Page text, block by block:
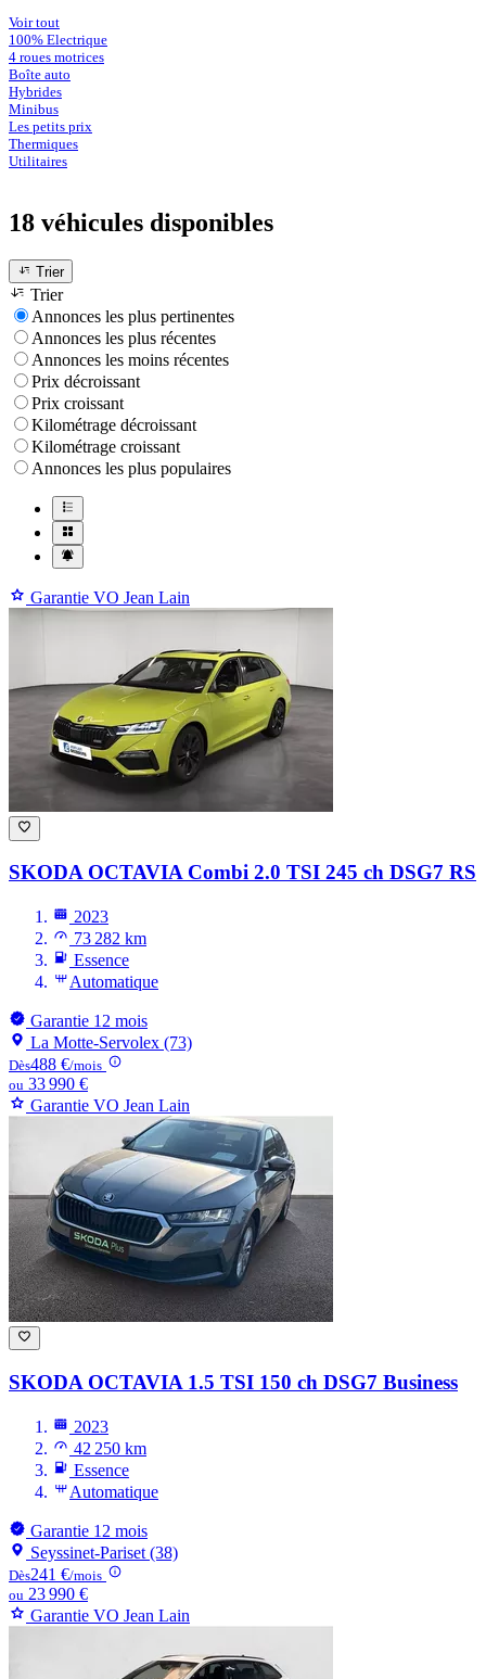
Voir tout
100% Electrique
4 roues motrices
Boîte auto
Hybrides
Minibus
Les petits prix
Thermiques
Utilitaires
18 véhicules disponibles
Trier
Trier
Annonces les plus pertinentes
Annonces les plus récentes
Annonces les moins récentes
Prix décroissant
Prix croissant
Kilométrage décroissant
Kilométrage croissant
Annonces les plus populaires
Garantie VO Jean Lain
SKODA OCTAVIA Combi 2.0 TSI 245 ch DSG7 RS
2023
73 282 km
Essence
Automatique
Garantie 12 mois
La Motte-Servolex (73)
Dès488 €/mois
ou 33 990 €
Garantie VO Jean Lain
SKODA OCTAVIA 1.5 TSI 150 ch DSG7 Business
2023
42 250 km
Essence
Automatique
Garantie 12 mois
Seyssinet-Pariset (38)
Dès241 €/mois
ou 23 990 €
Garantie VO Jean Lain